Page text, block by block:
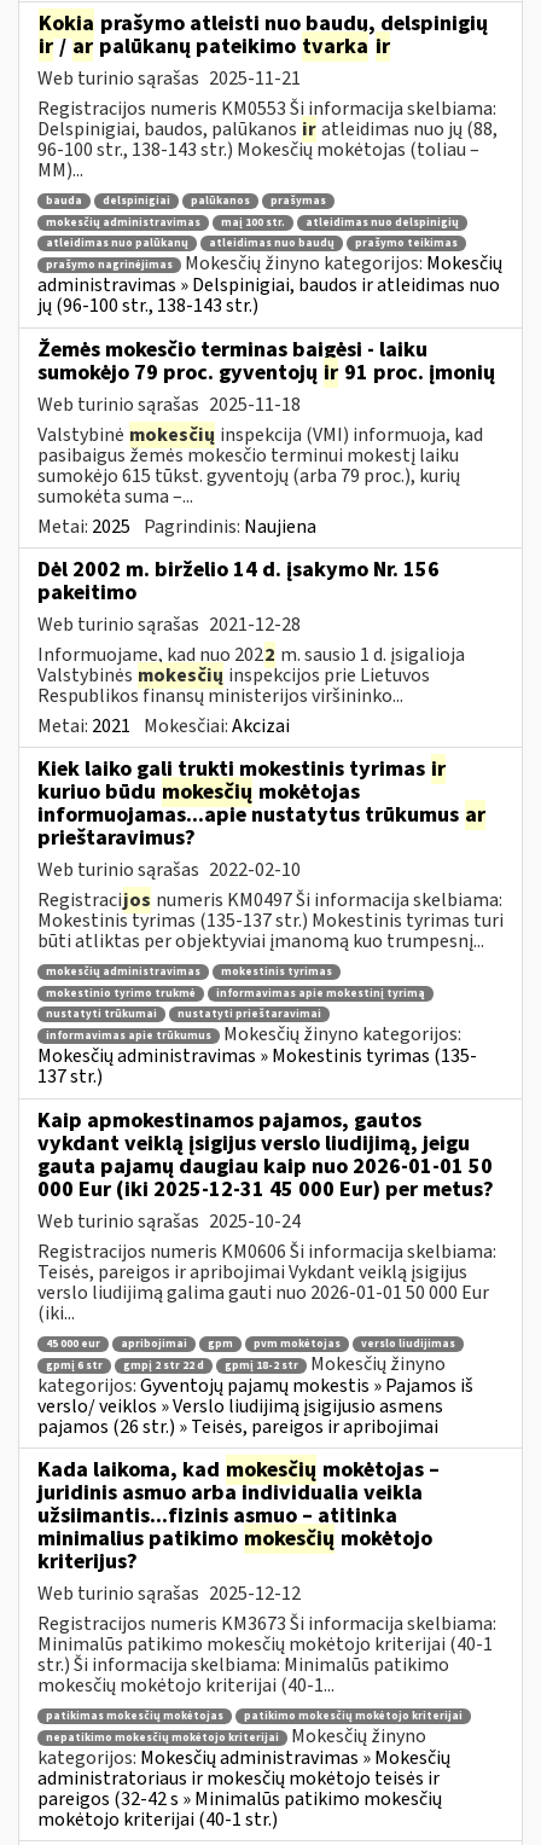
Kokia prašymo atleisti nuo baudų, delspinigių
ir/ar palūkanų pateikimo tvarka ir
Web turinio sąrašas 2025-11-21
Registracijos numeris KM0553 Ši informacija skelbiama:
Delspinigiai, baudos, palūkanos iratleidimas nuo jų (88,
96-100 str., 138-143 str.) Mokesčių mokėtojas (toliau –
MM)...
bauda delspinigiai palūkanos
prašymas
mokesčių administravimas
maį 100 str.
atleidimas nuo delspinigių
atleidimas nuo palūkanų
atleidimas nuo baudų
prašymo teikimas
prašymo nagrinėjimas
Mokesčių žinyno kategorijos: Mokesčių
administravimas » Delspinigiai, baudos ir atleidimas nuo
jų (96-100 str., 138-143 str.)
Žemės mokesčio terminas baigėsi - laiku
sumokėjo 79 proc. gyventojų ir 91 proc. įmonių
Web turinio sąrašas 2025-11-18
Valstybinė mokesčių inspekcija (VMI) informuoja, kad
pasibaigus žemės mokesčio terminui mokestį laiku
sumokėjo 615 tūkst. gyventojų (arba 79 proc.), kurių
sumokėta suma –...
Metai: 2025 Pagrindinis: Naujiena
Dėl 2002 m. birželio 14 d. įsakymo Nr. 156
pakeitimo
Web turinio sąrašas 2021-12-28
Informuojame, kad nuo 2022 m. sausio 1 d. įsigalioja
Valstybinės mokesčių inspekcijos prie Lietuvos
Respublikos finansų ministerijos viršininko...
Metai: 2021 Mokesčiai:Akcizai
Kiek laiko gali trukti mokestinis tyrimas ir
kuriuo būdu mokesčių mokėtojas
informuojamas...apie nustatytus trūkumus ar
prieštaravimus?
Web turinio sąrašas 2022-02-10
Registracijos numeris KM0497 Ši informacija skelbiama:
Mokestinis tyrimas (135-137 str.) Mokestinis tyrimas turi
būti atliktas per objektyviai įmanomą kuo trumpesnį...
mokesčių administravimas
mokestinis tyrimas
mokestinio tyrimo trukmė
informavimas apie mokestinį tyrimą
nustatyti trūkumai
nustatyti prieštaravimai
informavimas apie trūkumus
Mokesčių žinyno kategorijos:
Mokesčių administravimas » Mokestinis tyrimas (135-
137 str.)
Kaip apmokestinamos pajamos, gautos
vykdant veiklą įsigijus verslo liudijimą, jeigu
gauta pajamų daugiau kaip nuo 2026-01-01 50
000 Eur (iki 2025-12-31 45 000 Eur) per metus?
Web turinio sąrašas 2025-10-24
Registracijos numeris KM0606 Ši informacija skelbiama:
Teisės, pareigos ir apribojimai Vykdant veiklą įsigijus
verslo liudijimą galima gauti nuo 2026-01-01 50 000 Eur
(iki...
45 000 eur apribojimai gpm pvm mokėtojas
verslo liudijimas
gpmį 6 str
gmpį 2 str 22 d gpmį 18-2 str
Mokesčių žinyno
kategorijos:Gyventojų pajamų mokestis » Pajamos iš
verslo/ veiklos » Verslo liudijimą įsigijusio asmens
pajamos (26 str.) » Teisės, pareigos ir apribojimai
Kada laikoma, kad mokesčių mokėtojas –
juridinis asmuo arba individualia veikla
užsiimantis...fizinis asmuo – atitinka
minimalius patikimo mokesčių mokėtojo
kriterijus?
Web turinio sąrašas 2025-12-12
Registracijos numeris KM3673 Ši informacija skelbiama:
Minimalūs patikimo mokesčių mokėtojo kriterijai (40-1
str.) Ši informacija skelbiama: Minimalūs patikimo
mokesčių mokėtojo kriterijai (40-1...
patikimas mokesčių mokėtojas
patikimo mokesčių mokėtojo kriterijai
nepatikimo mokesčių mokėtojo kriterijai
Mokesčių žinyno
kategorijos: Mokesčių administravimas » Mokesčių
administratoriaus ir mokesčių mokėtojo teisės ir
pareigos (32-42 s » Minimalūs patikimo mokesčių
mokėtojo kriterijai (40-1 str.)